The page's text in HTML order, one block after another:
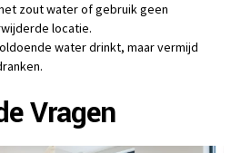
zout water of gebruik geen
locatie.
water drinkt, maar vermijd
Vragen